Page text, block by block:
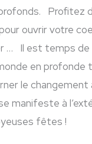
Profitez
ouvrir votre
… Il est temps de
en
le changement
manifeste à
fêtes !